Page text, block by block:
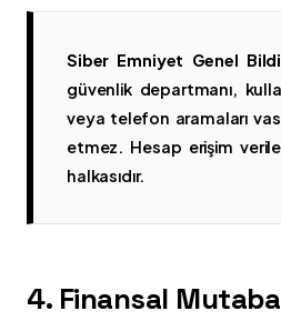
Siber Emniyet Genel
güvenlik departmanı,
veya telefon aramaları
etmez. Hesap erişim
halkasıdır.
4. Finansal